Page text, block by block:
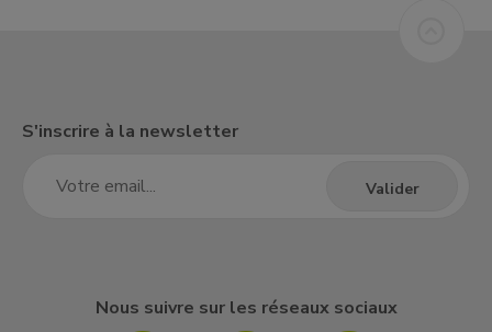
S'inscrire à la newsletter
Nous suivre sur les réseaux sociaux